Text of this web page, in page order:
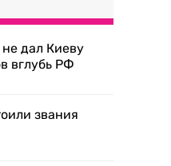
дал Киеву
вглубь РФ
звания